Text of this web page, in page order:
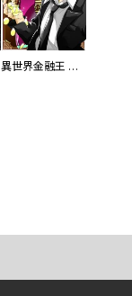
異世界金融王 ～クローネ・ゴルディオンの覇道～